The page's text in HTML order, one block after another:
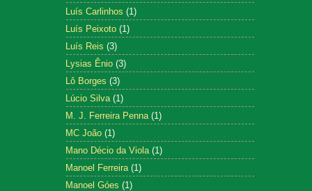
Luís Carlinhos (1)
Luís Peixoto (1)
Luís Reis (3)
Lysias Ênio (3)
Lô Borges (3)
Lúcio Silva (1)
M. J. Ferreira Penna (1)
MC João (1)
Mano Décio da Viola (1)
Manoel Ferreira (1)
Manoel Góes (1)